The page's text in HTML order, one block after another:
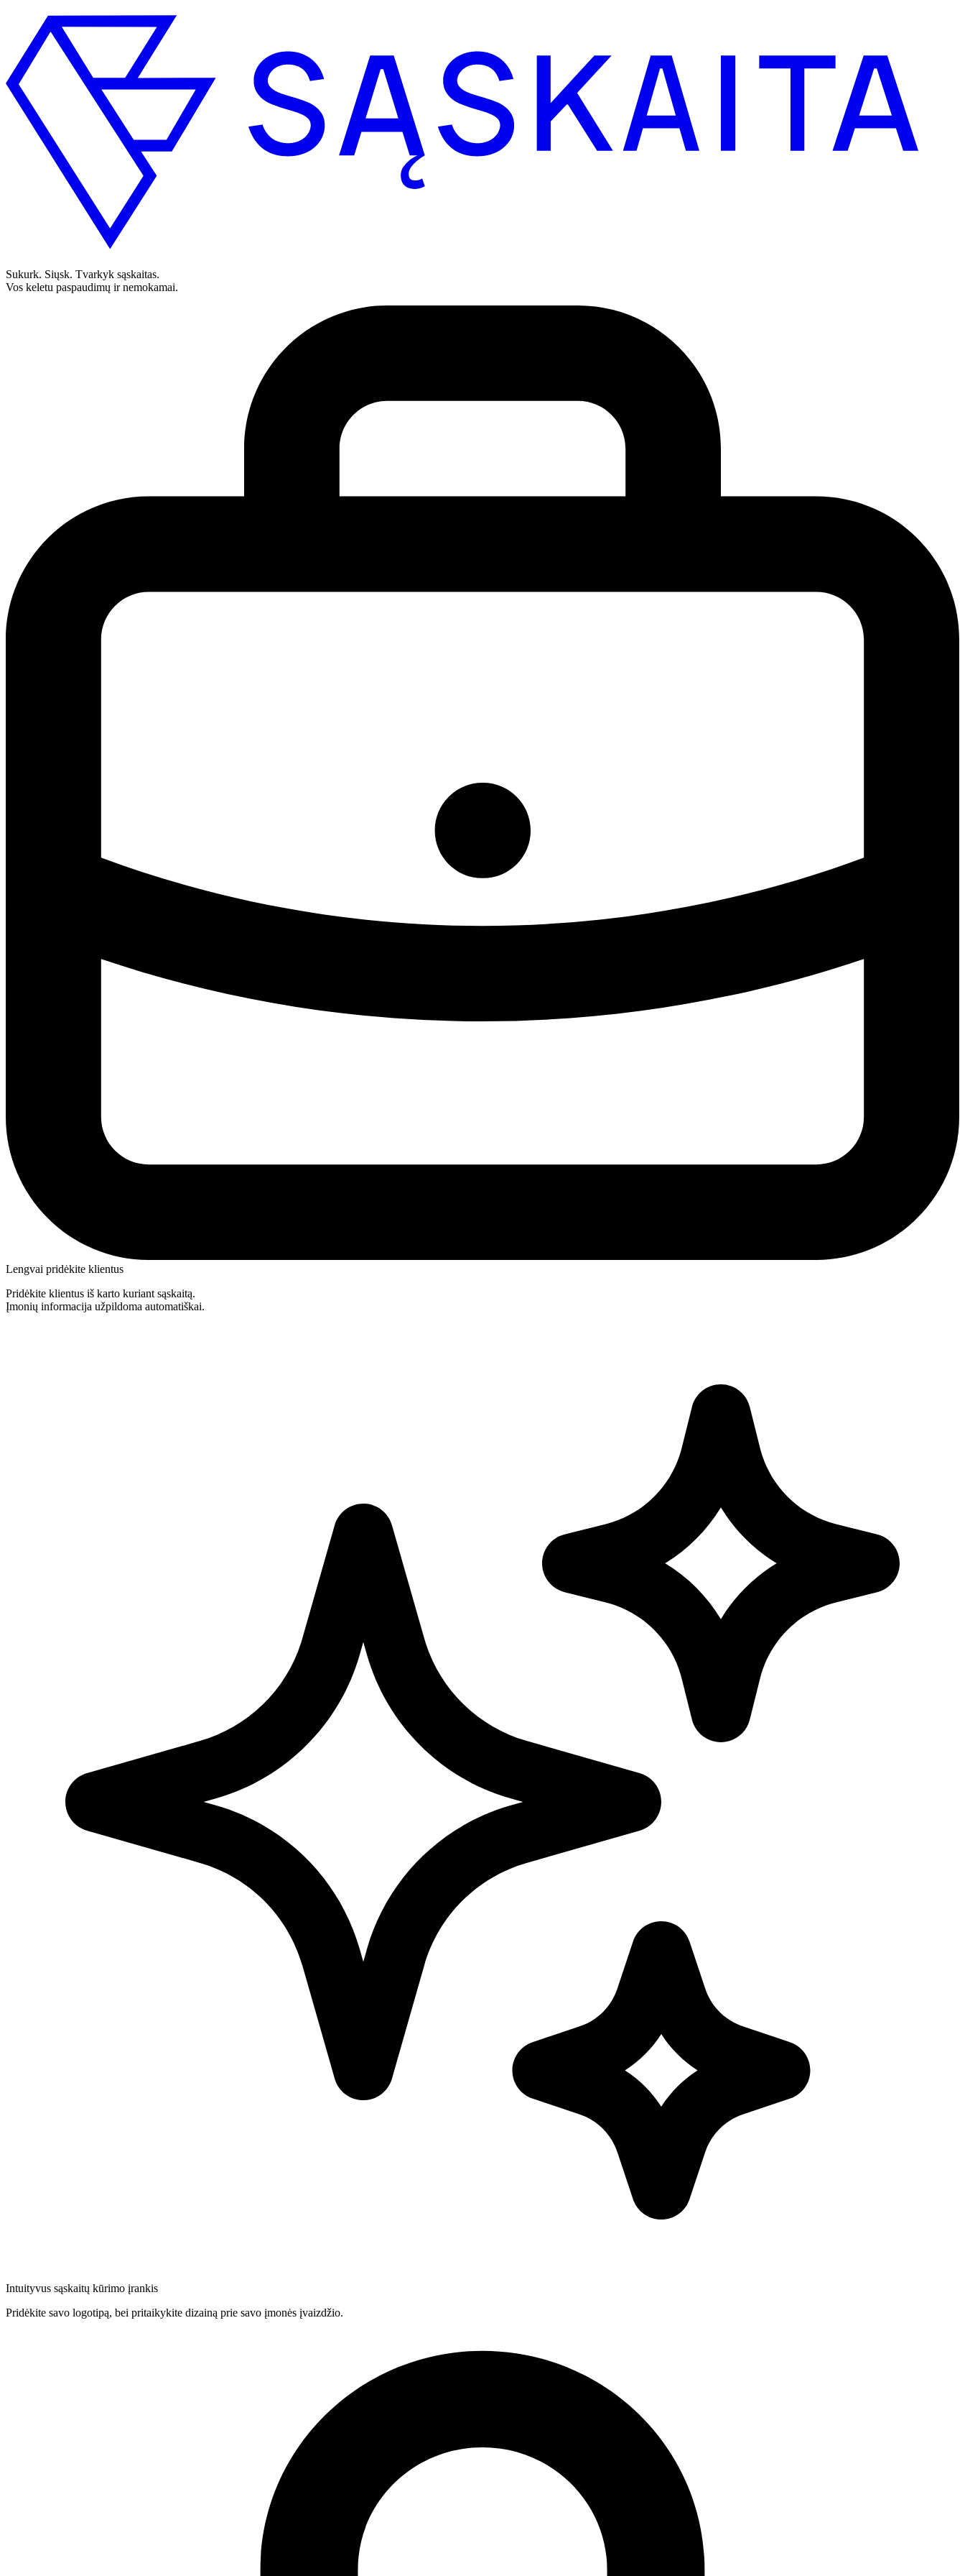
Sukurk. Siųsk. Tvarkyk sąskaitas.
Vos keletu paspaudimų ir nemokamai.
Lengvai pridėkite klientus
Pridėkite klientus iš karto kuriant sąskaitą.
Įmonių informacija užpildoma automatiškai.
Intuityvus sąskaitų kūrimo įrankis
Pridėkite savo logotipą, bei pritaikykite dizainą prie savo įmonės įvaizdžio.